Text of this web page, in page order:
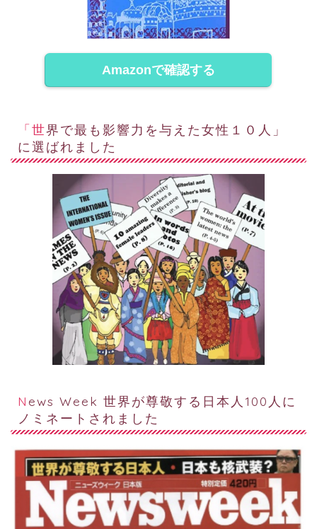
Amazonで確認する
「世界で最も影響力を与えた女性１０人」
に選ばれました
News Week 世界が尊敬する日本人100人に
ノミネートされました